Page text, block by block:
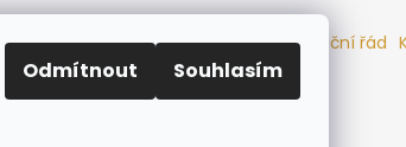
Odmítnout Souhlasím
Odstoupení od smlouvy Reklamační řád